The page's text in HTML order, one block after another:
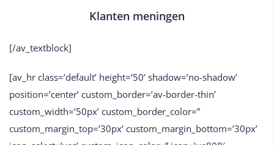
Klanten meningen
[/av_textblock]
[av_hr class=’default’ height=’50’ shadow=’no-shadow’
position=’center’ custom_border=’av-border-thin’
custom_width=’50px’ custom_border_color=”
custom_margin_top=’30px’ custom_margin_bottom=’30px’